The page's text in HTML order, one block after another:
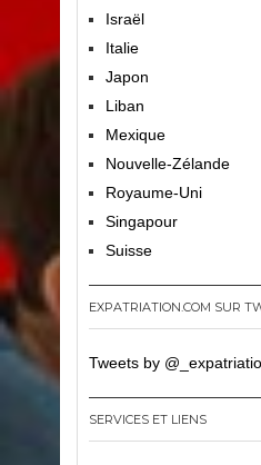
Israël
Italie
Japon
Liban
Mexique
Nouvelle-Zélande
Royaume-Uni
Singapour
Suisse
EXPATRIATION.COM SUR
Tweets by
SERVICES ET LIENS